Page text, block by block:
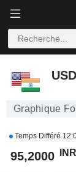
USD / INR
Graphique
Temps Différé
95,2000 INR